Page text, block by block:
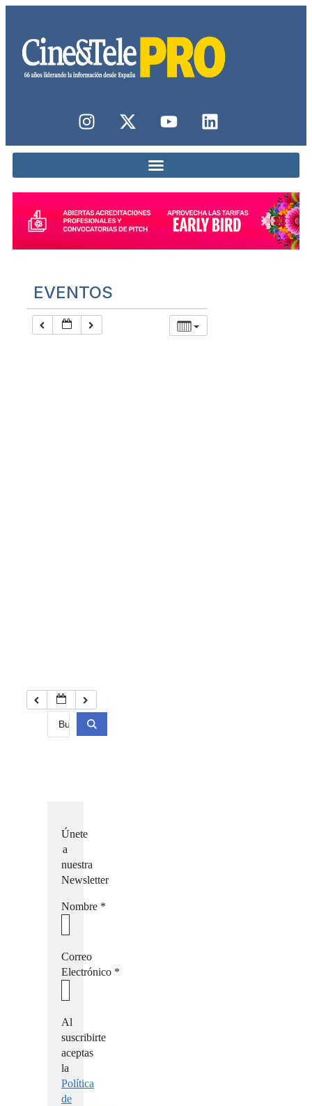
EVENTOS
Únete
a
nuestra
Newsletter
Nombre *
Correo
Electrónico *
Al
suscribirte
aceptas
la
Política
de